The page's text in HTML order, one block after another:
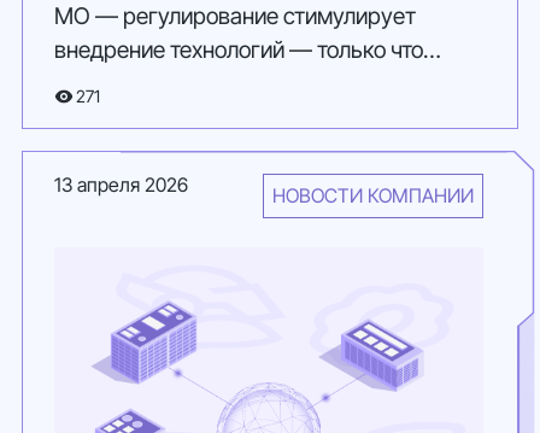
МО — регулирование стимулирует
внедрение технологий — только что
провалилась.
271
13 апреля 2026 НОВОСТИ КОМПАНИИ